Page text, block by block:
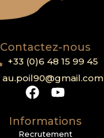
Contactez-nous
+33 (0)6 48 15 99 45
au.poil90@gmail.com
Informations
Recrutement